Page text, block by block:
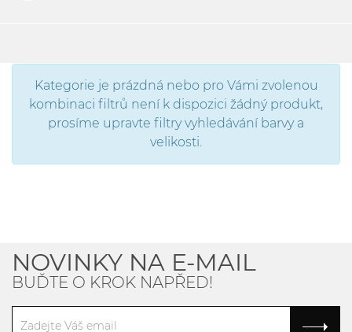
Kategorie je prázdná nebo pro Vámi zvolenou
kombinaci filtrů není k dispozici žádný produkt,
prosíme upravte filtry vyhledávání barvy a
velikosti.
NOVINKY NA E-MAIL
BUĎTE O KROK NAPŘED!